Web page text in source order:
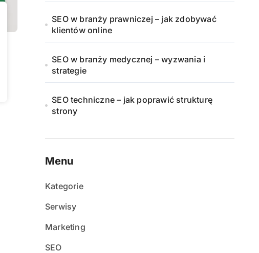
SEO w branży prawniczej – jak zdobywać
klientów online
SEO w branży medycznej – wyzwania i
strategie
SEO techniczne – jak poprawić strukturę
strony
Menu
Kategorie
Serwisy
Marketing
SEO